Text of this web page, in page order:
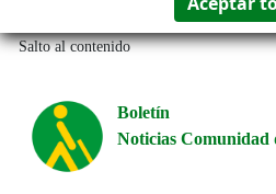
Salto al contenido
Boletín
Noticias Comunidad